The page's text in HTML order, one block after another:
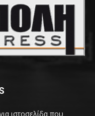
ιστοσελίδα που